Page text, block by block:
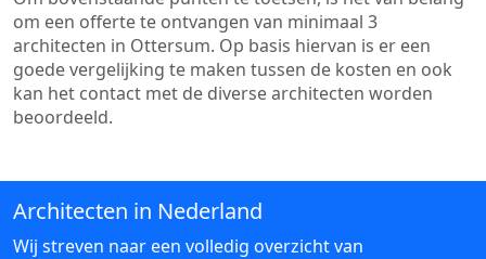
om een offerte te ontvangen van minimaal 3
architecten in Ottersum. Op basis hiervan is er een
goede vergelijking te maken tussen de kosten en ook
kan het contact met de diverse architecten worden
beoordeeld.
Architecten in Nederland
Wij streven naar een volledig overzicht van